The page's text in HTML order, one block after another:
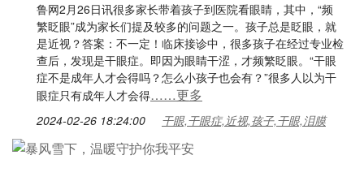
鲁网2月26日讯很多家长带着孩子到医院看眼睛，其中，“频
繁眨眼”成为家长们提及较多的问题之一。孩子总是眨眼，就
是近视？答案：不一定！临床接诊中，很多孩子在经过专业检
查后，发现是干眼症。即因为眼睛干涩，才频繁眨眼。“干眼
症不是成年人才会得吗？怎么小孩子也会有？”很多人以为干
眼症只有成年人才会得……更多
2024-02-26 18:24:00 干眼,干眼症,近视,孩子,干眼,泪膜